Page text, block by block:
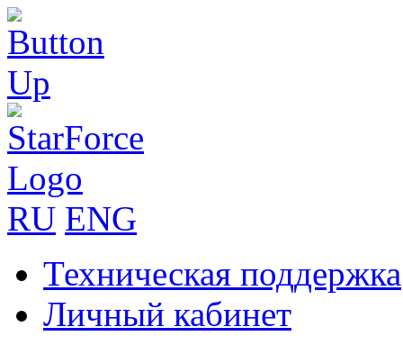
RU ENG
Техническая поддержка
Личный кабинет